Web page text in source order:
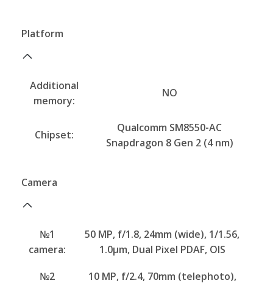
Platform
Additional
memory:
NO
Chipset:
Qualcomm SM8550-AC
Snapdragon 8 Gen 2 (4 nm)
Camera
№1
camera:
50 MP, f/1.8, 24mm (wide), 1/1.56,
1.0µm, Dual Pixel PDAF, OIS
№2
10 MP, f/2.4, 70mm (telephoto),